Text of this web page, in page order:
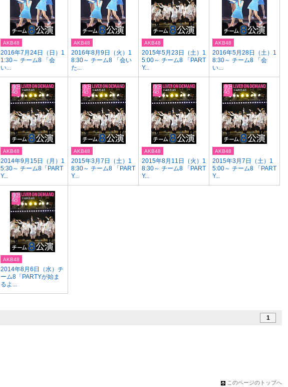
2016年7月24日（日）1
1:30～ チーム8 「会
い...
AKB48
2016年8月9日（火）1
8:30～ チーム8 「会い
た...
AKB48
2015年5月23日（土）1
5:00～ チーム8 「PART
Y...
AKB48
2016年5月28日（土）1
8:30～ チーム8 「会
い...
AKB48
2014年9月15日（月）1
5:30～ チーム8「PART
Y...
AKB48
2015年3月7日（土）1
8:30～ チーム8 「PART
Y...
AKB48
2015年8月11日（火）1
8:30～ チーム8 「PART
Y...
AKB48
2015年3月7日（土）1
5:00～ チーム8 「PART
Y...
AKB48
2014年8月6日（水）チ
ーム8「PARTYが始ま
るよ...
AKB48
1
このページのトップへ